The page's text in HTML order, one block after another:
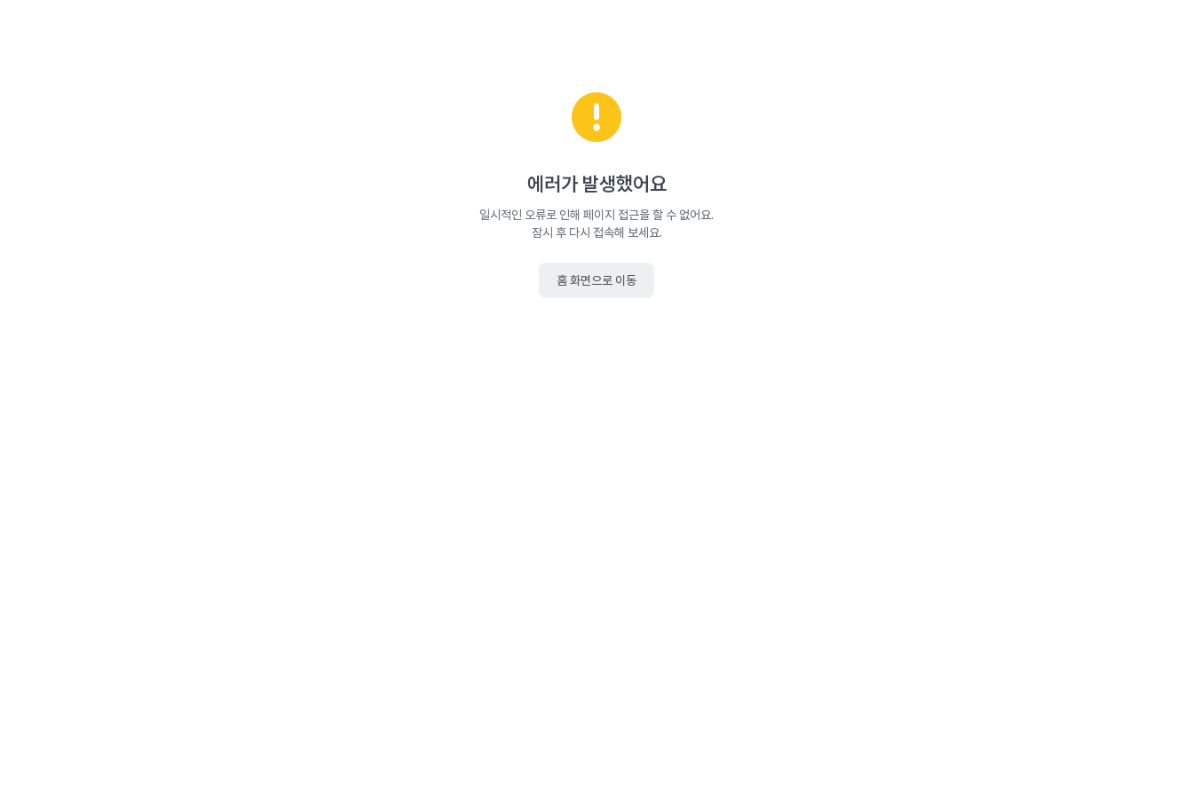
에러가 발생했어요
일시적인 오류로 인해 페이지 접근을 할 수 없어요.
잠시 후 다시 접속해 보세요.
홈 화면으로 이동